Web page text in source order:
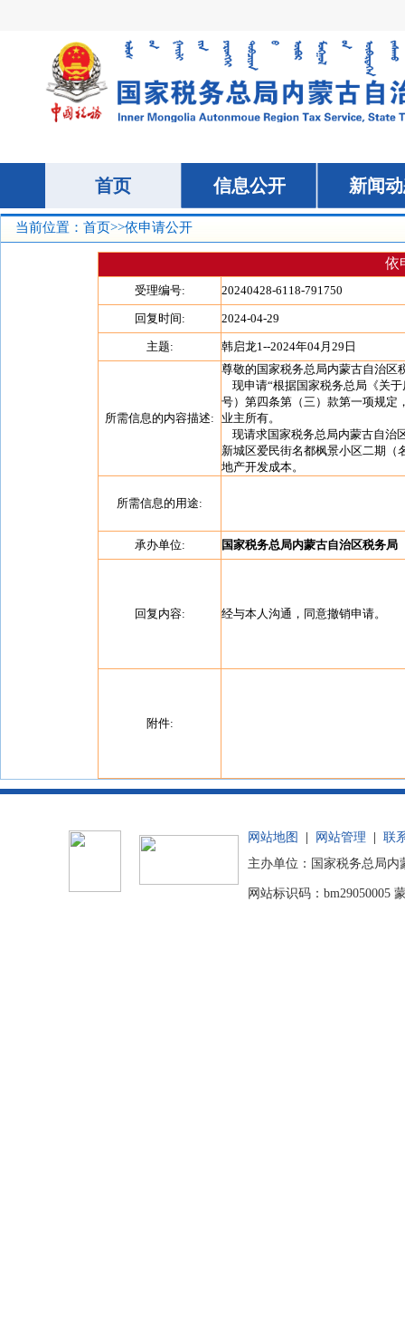
当前位置： 首页>>依申请公开
依
受理编号: 20240428-6118-791750
回复时间: 2024-04-29
主题: 韩启龙1--2024年04月29日
所需信息的内容描述:
尊敬的国家税务总局内蒙古自治区
现申请“根据国家税务总局《关
号）第四条第（三）款第一项规定
业主所有。
现请求国家税务总局内蒙古自治
新城区爱民街名都枫景小区二期（
地产开发成本。
所需信息的用途:
承办单位: 国家税务总局内蒙古自治区税务局
回复内容: 经与本人沟通，同意撤销申请。
附件: